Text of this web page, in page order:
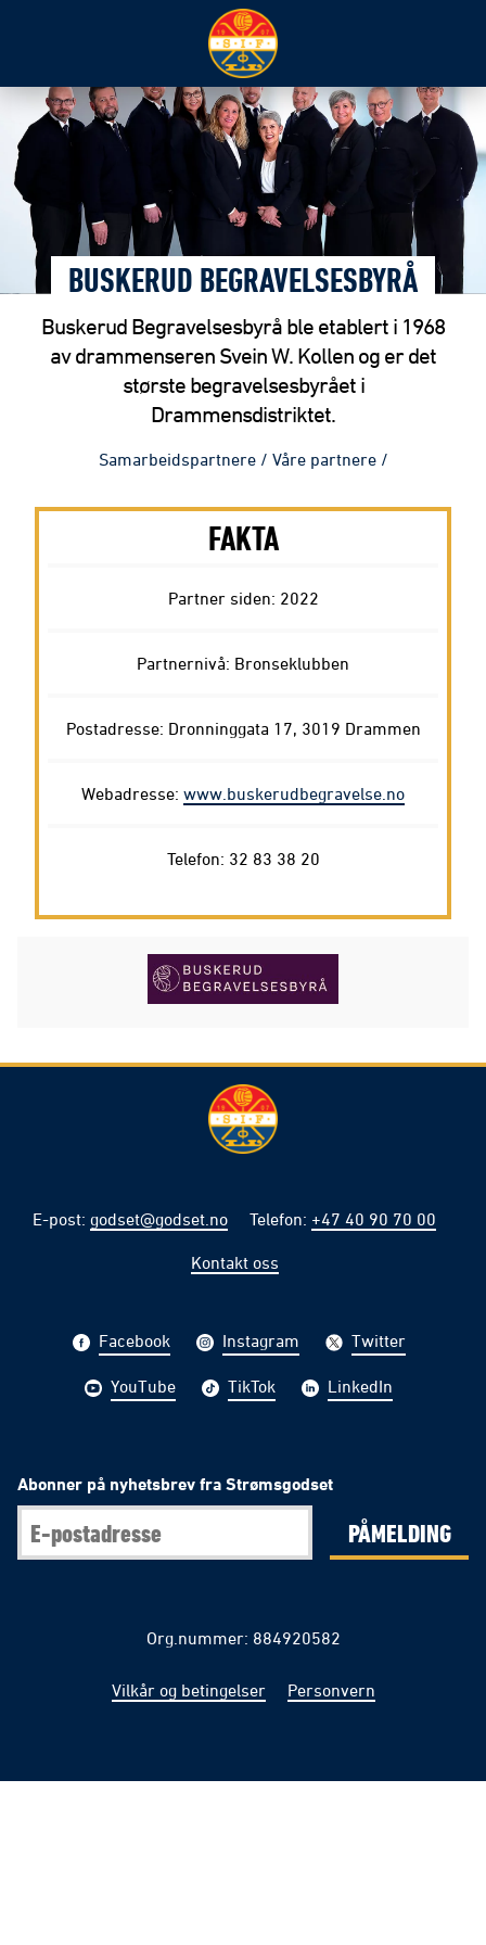
BUSKERUD BEGRAVELSESBYRÅ
Buskerud Begravelsesbyrå ble etablert i 1968
av drammenseren Svein W. Kollen og er det
største begravelsesbyrået i
Drammensdistriktet.
Samarbeidspartnere / Våre partnere /
FAKTA
Partner siden: 2022
Partnernivå: Bronseklubben
Postadresse: Dronninggata 17, 3019 Drammen
Webadresse: www.buskerudbegravelse.no
Telefon: 32 83 38 20
E-post: godset@godset.no Telefon: +47 40 90 70 00
Kontakt oss
Facebook Instagram Twitter
YouTube TikTok LinkedIn
Abonner på nyhetsbrev fra Strømsgodset
PÅMELDING
Org.nummer: 884920582
Vilkår og betingelser Personvern